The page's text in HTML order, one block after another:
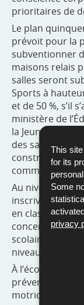
This
for its
Some
privacy
prioritaires de
Le plan
prévoit pour la
subventionner
maisons relais
salles seront
Sports à
et de 50 %, s’il
ministère de
la Jeunesse
des salles dans
construction
communales.
Au niveau
inscrivent les
en classe, au
concentration
scolaires. Le
niveau national.
À l’école
prévention et
motricité seront